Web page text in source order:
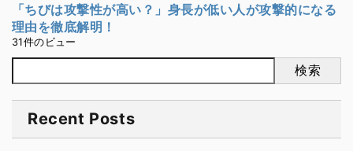
「ちびは攻撃性が高い？」身長が低い人が攻撃的になる
理由を徹底解明！
31件のビュー
検索
Recent Posts